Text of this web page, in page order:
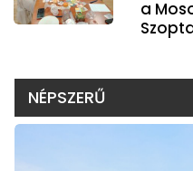
a
NÉPSZERŰ